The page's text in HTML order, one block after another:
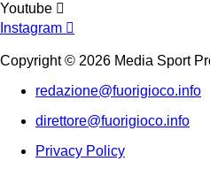
Youtube
Instagram
Copyright © 2026 Media Sport
redazione@fuorigioco.info
direttore@fuorigioco.info
Privacy Policy